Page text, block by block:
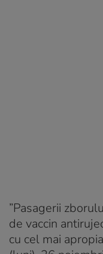
”Pasagerii
de vaccin
cu cel mai